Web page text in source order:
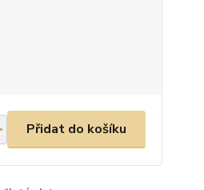
Přidat do košíku